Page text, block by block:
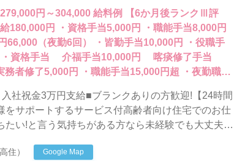
～304,000 給料例 【6か月後ランクⅢ評
180,000円 ・資格手当5,000円 ・職能手当8,000円
66,000（夜勤6回） ・皆勤手当10,000円 ・役職手
者修了5,000円 ・職能手当15,000円超 ・夜勤職能
昨季実績：夏冬4か月、春秋2か月 ※研修期間中
社祝金3万円支給■ブランクありの方歓迎!【24時間
をサポートするサービス付高齢者向け住宅でのお仕
たい!と言う気持ちがある方なら未経験でも大丈夫。
のつまった場所です!
住） Google Map